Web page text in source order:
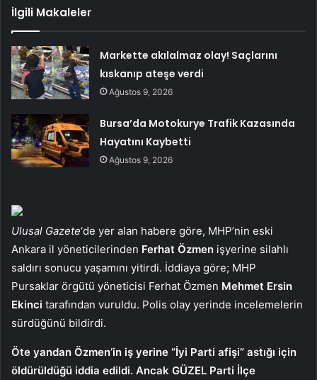
İlgili Makaleler
Markette akılalmaz olay! Saçlarını
kıskanıp ateşe verdi
Ağustos 9, 2026
Bursa’da Motokurye Trafik Kazasında
Hayatını Kaybetti
Ağustos 9, 2026
Ulusal Gazete‘de yer alan habere göre, MHP’nin eski
Ankara il yöneticilerinden Ferhat Özmen işyerine silahlı
saldırı sonucu yaşamını yitirdi. İddiaya göre; MHP
Pursaklar örgütü yöneticisi Ferhat Özmen Mehmet Ersin
Ekinci tarafından vuruldu. Polis olay yerinde incelemelerin
sürdüğünü bildirdi.
Öte yandan Özmen’in iş yerine “İyi Parti afişi” astığı için
öldürüldüğü iddia edildi. Ancak GÜZEL Parti İlçe